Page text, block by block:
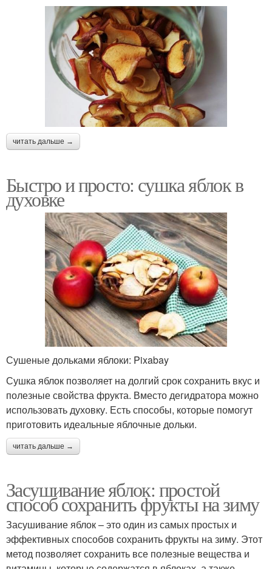
читать дальше →
Быстро и просто: сушка яблок в
духовке
Сушеные дольками яблоки: Pixabay
Сушка яблок позволяет на долгий срок сохранить вкус и
полезные свойства фрукта. Вместо дегидратора можно
использовать духовку. Есть способы, которые помогут
приготовить идеальные яблочные дольки.
читать дальше →
Засушивание яблок: простой
способ сохранить фрукты на зиму
Засушивание яблок – это один из самых простых и
эффективных способов сохранить фрукты на зиму. Этот
метод позволяет сохранить все полезные вещества и